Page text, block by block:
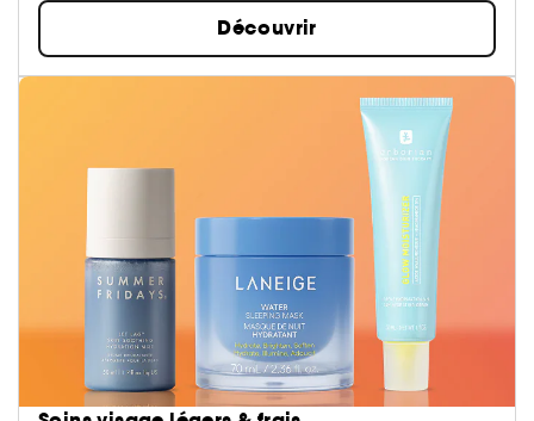
Découvrir